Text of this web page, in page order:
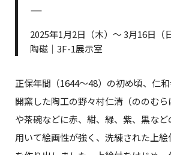
―
2025年1月2日（木）～ 3月16日（日
陶磁｜3F-1展示室
正保年間（1644～48）の初め頃、仁
開窯した陶工の野々村仁清（ののむ
や茶碗などに赤、紺、緑、紫、黒な
用いて絵画性が強く、洗練された上